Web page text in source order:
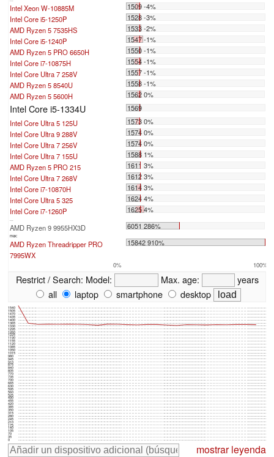
Intel Xeon W-10885M
1509 -4%
Intel Core i5-1250P
1528 -3%
AMD Ryzen 5 7535HS
1533 -2%
Intel Core i5-1240P
1547 -1%
AMD Ryzen 5 PRO 6650H
1550 -1%
Intel Core i7-10875H
1554 -1%
Intel Core Ultra 7 258V
1557 -1%
AMD Ryzen 5 8540U
1558 -1%
AMD Ryzen 5 5600H
1562 0%
Intel Core i5-1334U
1569
Intel Core Ultra 5 125U
1573 0%
Intel Core Ultra 9 288V
1574 0%
Intel Core Ultra 7 256V
1574 0%
Intel Core Ultra 7 155U
1588 1%
AMD Ryzen 5 PRO 215
1611 3%
Intel Core Ultra 7 268V
1612 3%
Intel Core i7-10870H
1614 3%
Intel Core Ultra 5 325
1624 4%
Intel Core i7-1260P
1625 4%
AMD Ryzen 9 9955HX3D 6051 286%
max:
AMD Ryzen Threadripper PRO
7995WX
15842 910%
0% 100%
Restrict / Search: Model: Max. age:
years
all
laptop smartphone desktop
0
35
70
105
140
175
210
245
280
315
350
385
420
455
490
525
560
595
630
665
700
735
770
805
840
875
910
945
980
1015
1050
1085
1120
1155
1190
1225
1260
1295
1330
1365
1400
1435
1470
1505
1540
mostrar leyenda